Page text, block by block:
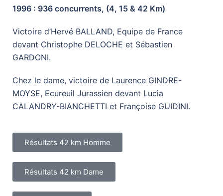
1996 : 936 concurrents, (4, 15 & 42 Km)
Victoire d’Hervé BALLAND, Equipe de France
devant Christophe DELOCHE et Sébastien
GARDONI.
Chez le dame, victoire de Laurence GINDRE-
MOYSE, Ecureuil Jurassien devant Lucia
CALANDRY-BIANCHETTI et Françoise GUIDINI.
Résultats 42 km Homme
Résultats 42 km Dame